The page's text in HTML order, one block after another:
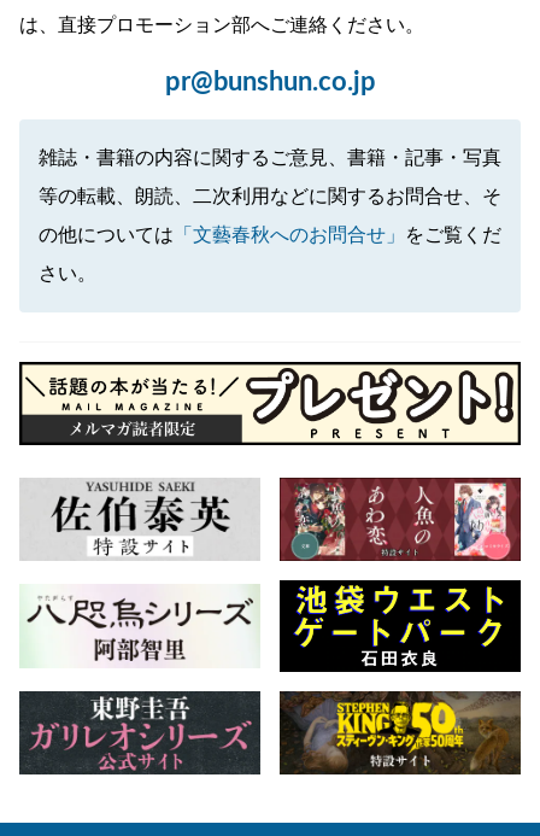
は、直接プロモーション部へご連絡ください。
pr@bunshun.co.jp
雑誌・書籍の内容に関するご意見、書籍・記事・写真
等の転載、朗読、二次利用などに関するお問合せ、そ
の他については 「文藝春秋へのお問合せ」
をご覧くだ
さい。